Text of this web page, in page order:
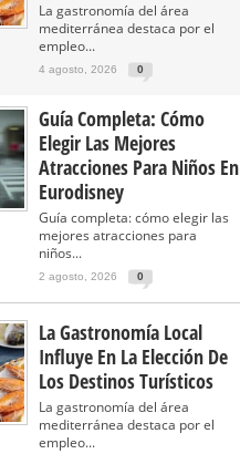
La gastronomía del área
mediterránea destaca por el
empleo...
4 agosto, 2026 0
Guía Completa: Cómo
Elegir Las Mejores
Atracciones Para Niños En
Eurodisney
Guía completa: cómo elegir las
mejores atracciones para
niños...
2 agosto, 2026 0
La Gastronomía Local
Influye En La Elección De
Los Destinos Turísticos
La gastronomía del área
mediterránea destaca por el
empleo...